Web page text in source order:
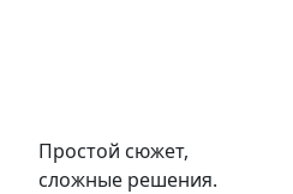
Простой сюжет,
сложные решения.